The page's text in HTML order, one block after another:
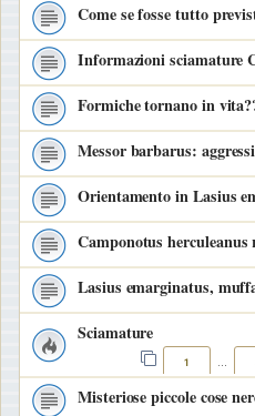
Come se fosse tutto
Informazioni sciamature
Formiche tornano in
Messor barbarus:
Orientamento in Lasius
Camponotus
Lasius emarginatus,
Sciamature
1 …
Misteriose piccole cose